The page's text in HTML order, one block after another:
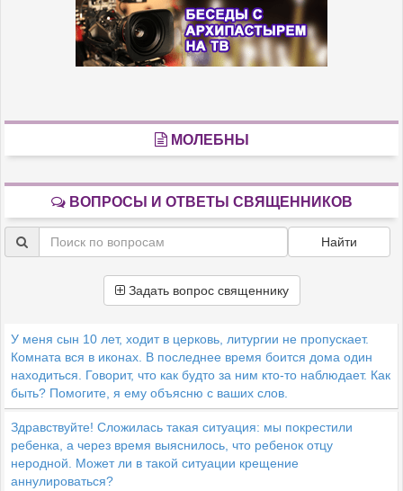
МОЛЕБНЫ
ВОПРОСЫ И ОТВЕТЫ СВЯЩЕННИКОВ
Найти
Задать вопрос священнику
У меня сын 10 лет, ходит в церковь, литургии не пропускает.
Комната вся в иконах. В последнее время боится дома один
находиться. Говорит, что как будто за ним кто-то наблюдает. Как
быть? Помогите, я ему объясню с ваших слов.
Здравствуйте! Сложилась такая ситуация: мы покрестили
ребенка, а через время выяснилось, что ребенок отцу
неродной. Может ли в такой ситуации крещение
аннулироваться?